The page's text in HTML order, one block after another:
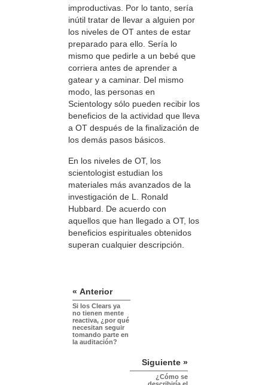
improductivas. Por lo tanto, sería
inútil tratar de llevar a alguien por
los niveles de OT antes de estar
preparado para ello. Sería lo
mismo que pedirle a un bebé que
corriera antes de aprender a
gatear y a caminar. Del mismo
modo, las personas en
Scientology sólo pueden recibir los
beneficios de la actividad que lleva
a OT después de la finalización de
los demás pasos básicos.
En los niveles de OT, los
scientologist estudian los
materiales más avanzados de la
investigación de L. Ronald
Hubbard. De acuerdo con
aquellos que han llegado a OT, los
beneficios espirituales obtenidos
superan cualquier descripción.
« Anterior
Si los Clears ya
no tienen mente
reactiva, ¿por qué
necesitan seguir
tomando parte en
la auditación?
Siguiente »
¿Cómo se